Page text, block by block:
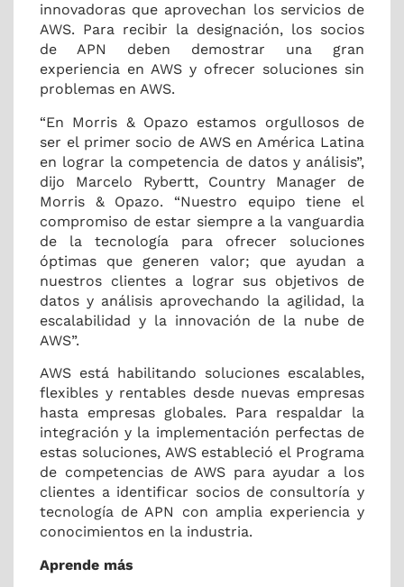
innovadoras que aprovechan los servicios de
AWS. Para recibir la designación, los socios
de APN deben demostrar una gran
experiencia en AWS y ofrecer soluciones sin
problemas en AWS.
“En Morris & Opazo estamos orgullosos de
ser el primer socio de AWS en América Latina
en lograr la competencia de datos y análisis”,
dijo Marcelo Rybertt, Country Manager de
Morris & Opazo. “Nuestro equipo tiene el
compromiso de estar siempre a la vanguardia
de la tecnología para ofrecer soluciones
óptimas que generen valor; que ayudan a
nuestros clientes a lograr sus objetivos de
datos y análisis aprovechando la agilidad, la
escalabilidad y la innovación de la nube de
AWS”.
AWS está habilitando soluciones escalables,
flexibles y rentables desde nuevas empresas
hasta empresas globales. Para respaldar la
integración y la implementación perfectas de
estas soluciones, AWS estableció el Programa
de competencias de AWS para ayudar a los
clientes a identificar socios de consultoría y
tecnología de APN con amplia experiencia y
conocimientos en la industria.
Aprende más